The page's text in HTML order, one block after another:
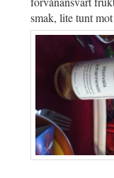
smak, lite tunt